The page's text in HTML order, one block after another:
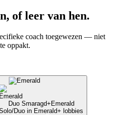
of leer van hen.
coach toegewezen — niet
oppakt.
Duo Smaragd+ Emerald
Duo in Emerald+ lobbies